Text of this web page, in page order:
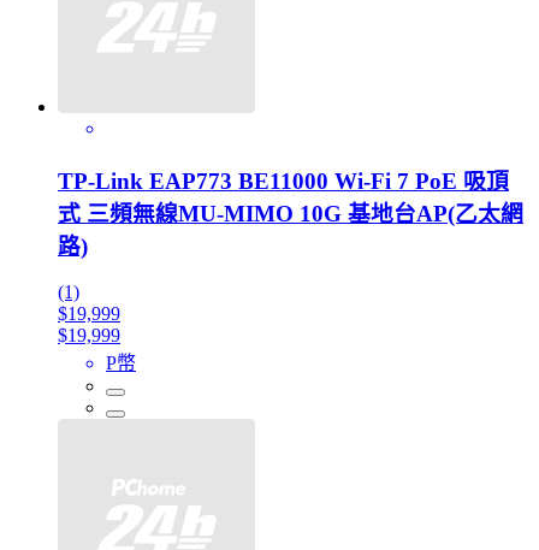
TP-Link EAP773 BE11000 Wi-Fi 7 PoE 吸頂
式 三頻無線MU-MIMO 10G 基地台AP(乙太網
路)
(1)
$19,999
$19,999
P幣